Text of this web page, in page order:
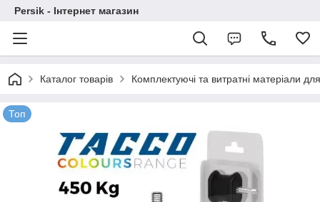
Persik - Інтернет магазин
Каталог товарів Комплектуючі та витратні матеріали
Топ